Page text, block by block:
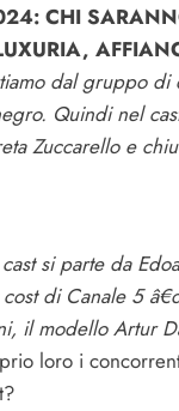
CHI
dal gruppo
Quindi nel
Zuccarello e
si parte da
di Canale 5
il modello Artur
loro i